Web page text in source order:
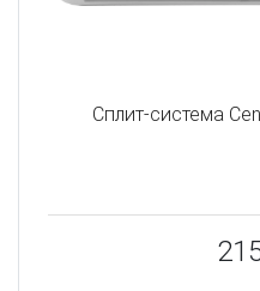
Сплит-система